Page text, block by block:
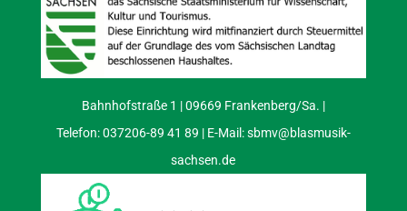
Bahnhofstraße 1 | 09669 Frankenberg/Sa. |
Telefon: 037206-89 41 89 | E-Mail:sbmv@blasmusik-
sachsen.de